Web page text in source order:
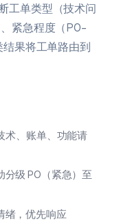
工单类型（技术问
紧急程度（P0-
果将工单路由到
术、账单、功能请
级 P0（紧急）至
，优先响应